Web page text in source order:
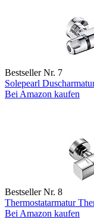
Bestseller Nr. 7
Solepearl
Bei Amazon kaufen
Bestseller Nr. 8
Thermostatarmatur
Bei Amazon kaufen